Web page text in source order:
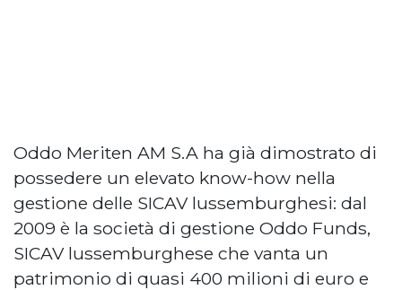
Oddo Meriten AM S.A ha già dimostrato di
possedere un elevato know-how nella
gestione delle SICAV lussemburghesi: dal
2009 è la società di gestione Oddo Funds,
SICAV lussemburghese che vanta un
patrimonio di quasi 400 milioni di euro e